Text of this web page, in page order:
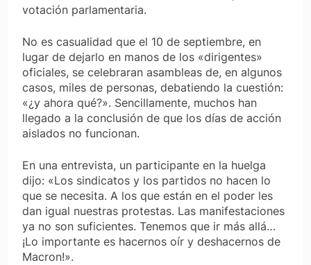
votación parlamentaria.
No es casualidad que el 10 de septiembre, en
lugar de dejarlo en manos de los «dirigentes»
oficiales, se celebraran asambleas de, en algunos
casos, miles de personas, debatiendo la cuestión:
«¿y ahora qué?». Sencillamente, muchos han
llegado a la conclusión de que los días de acción
aislados no funcionan.
En una entrevista, un participante en la huelga
dijo: «Los sindicatos y los partidos no hacen lo
que se necesita. A los que están en el poder les
dan igual nuestras protestas. Las manifestaciones
ya no son suficientes. Tenemos que ir más allá…
¡Lo importante es hacernos oír y deshacernos de
Macron!».